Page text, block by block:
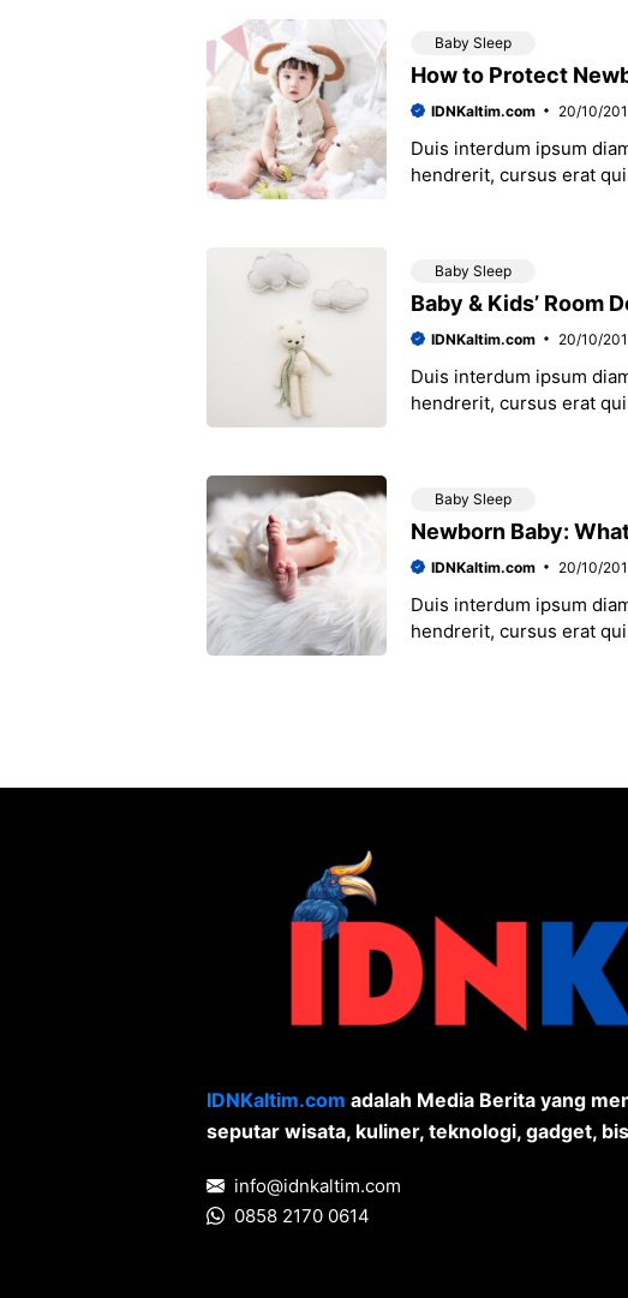
Baby Sleep
How to Protect
IDNKaltim.com 20/10/
Duis interdum ipsum
hendrerit, cursus erat
Baby Sleep
Baby & Kids’ Room
IDNKaltim.com 20/10/
Duis interdum ipsum
hendrerit, cursus erat
Baby Sleep
Newborn Baby:
IDNKaltim.com 20/10/
Duis interdum ipsum
hendrerit, cursus erat
IDNKaltim.com adalah Media Berita yang
seputar wisata, kuliner, teknologi, gadget,
info@idnkaltim.com
0858 2170 0614